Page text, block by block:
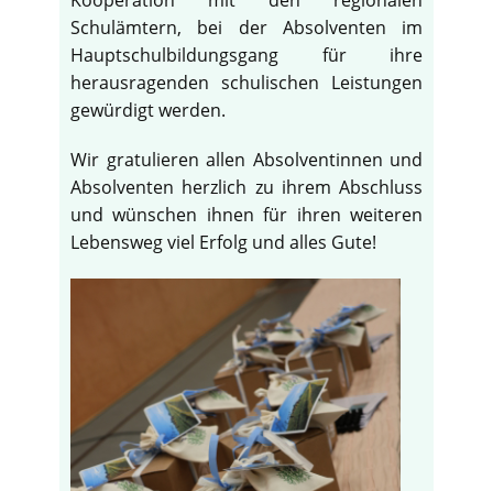
Schulämtern, bei der Absolventen im
Hauptschulbildungsgang für ihre
herausragenden schulischen Leistungen
gewürdigt werden.
Wir gratulieren allen Absolventinnen und
Absolventen herzlich zu ihrem Abschluss
und wünschen ihnen für ihren weiteren
Lebensweg viel Erfolg und alles Gute!